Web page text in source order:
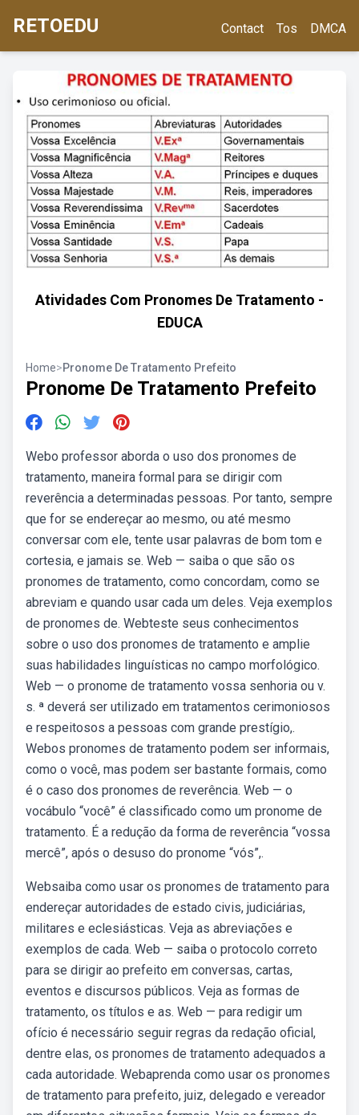
RETOEDU Contact Tos DMCA
Atividades Com Pronomes De Tratamento -
EDUCA
Home>Pronome De Tratamento Prefeito
Pronome De Tratamento Prefeito
Webo professor aborda o uso dos pronomes de
tratamento, maneira formal para se dirigir com
reverência a determinadas pessoas. Por tanto, sempre
que for se endereçar ao mesmo, ou até mesmo
conversar com ele, tente usar palavras de bom tom e
cortesia, e jamais se. Web — saiba o que são os
pronomes de tratamento, como concordam, como se
abreviam e quando usar cada um deles. Veja exemplos
de pronomes de. Webteste seus conhecimentos
sobre o uso dos pronomes de tratamento e amplie
suas habilidades linguísticas no campo morfológico.
Web — o pronome de tratamento vossa senhoria ou v.
s. ª deverá ser utilizado em tratamentos cerimoniosos
e respeitosos a pessoas com grande prestígio,.
Webos pronomes de tratamento podem ser informais,
como o você, mas podem ser bastante formais, como
é o caso dos pronomes de reverência. Web — o
vocábulo “você” é classificado como um pronome de
tratamento. É a redução da forma de reverência “vossa
mercê”, após o desuso do pronome “vós”,.
Websaiba como usar os pronomes de tratamento para
endereçar autoridades de estado civis, judiciárias,
militares e eclesiásticas. Veja as abreviações e
exemplos de cada. Web — saiba o protocolo correto
para se dirigir ao prefeito em conversas, cartas,
eventos e discursos públicos. Veja as formas de
tratamento, os títulos e as. Web — para redigir um
ofício é necessário seguir regras da redação oficial,
dentre elas, os pronomes de tratamento adequados a
cada autoridade. Webaprenda como usar os pronomes
de tratamento para prefeito, juiz, delegado e vereador